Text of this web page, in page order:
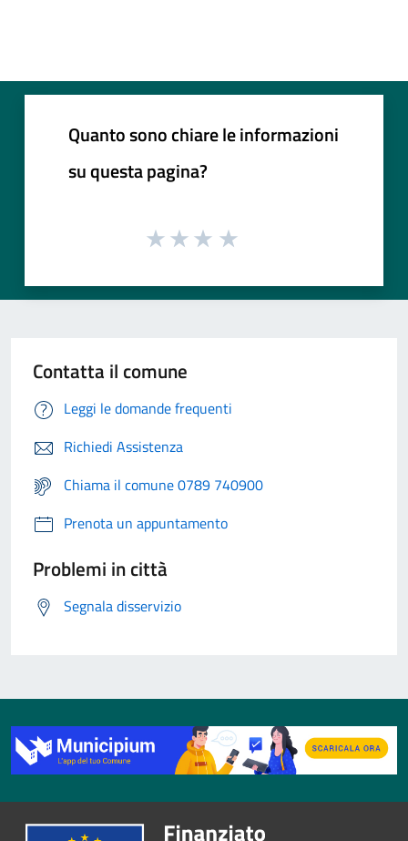
Quanto sono chiare le informazioni
su questa pagina?
Contatta il comune
Leggi le domande frequenti
Richiedi Assistenza
Chiama il comune 0789 740900
Prenota un appuntamento
Problemi in città
Segnala disservizio